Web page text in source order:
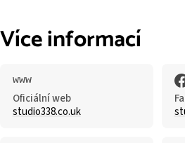
Více informací
Oficiální web
studio338.co.uk